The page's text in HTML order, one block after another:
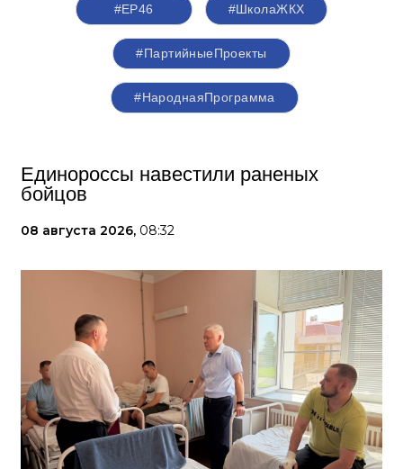
#ЕР46 #ШколаЖКХ
#ПартийныеПроекты
#НароднаяПрограмма
Единороссы навестили раненых
бойцов
08 августа 2026, 08:32